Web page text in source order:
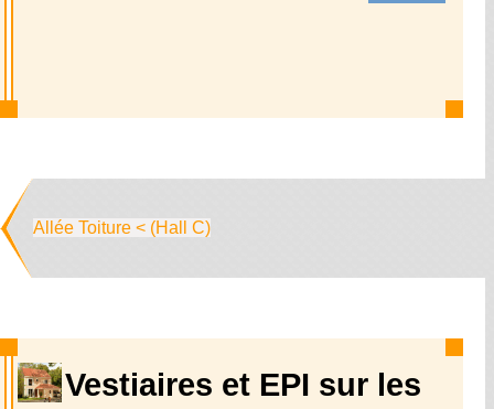
Allée Toiture < (Hall C)
Vestiaires et EPI sur les